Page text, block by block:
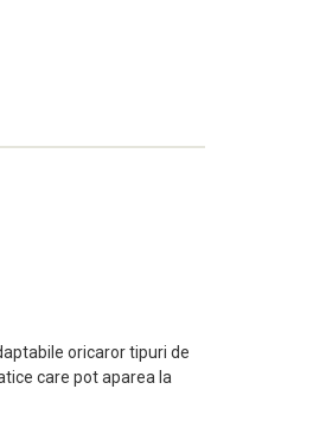
oricaror tipuri de
care pot aparea la